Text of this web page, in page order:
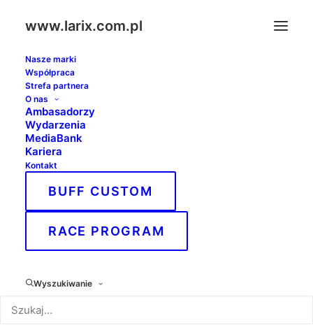
www.larix.com.pl
Nasze marki
Współpraca
Strefa partnera
O nas
Ambasadorzy
Wydarzenia
MediaBank
Kariera
Kontakt
BUFF CUSTOM
RACE PROGRAM
Wyszukiwanie
Pieniny Ultra Trail